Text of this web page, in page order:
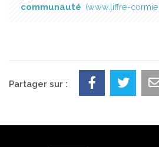
communauté
www.liffre-
Partager sur :